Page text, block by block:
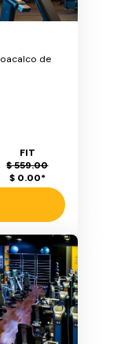
de
FIT
$ 559.00
$ 0.00*